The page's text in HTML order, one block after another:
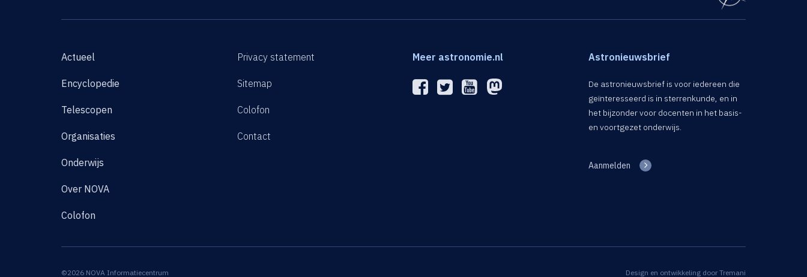
Actueel
Encyclopedie
Telescopen
Organisaties
Onderwijs
Over NOVA
Colofon
Privacy statement
Sitemap
Colofon
Contact
Meer astronomie.nl Astronieuwsbrief
De astronieuwsbrief is voor iedereen die
geïnteresseerd is in sterrenkunde, en in
het bijzonder voor docenten in het basis-
en voortgezet onderwijs.
Aanmelden
©2026 NOVA Informatiecentrum Design en ontwikkeling door Tremani